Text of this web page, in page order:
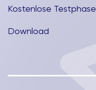
Kostenlose Testphase
Download